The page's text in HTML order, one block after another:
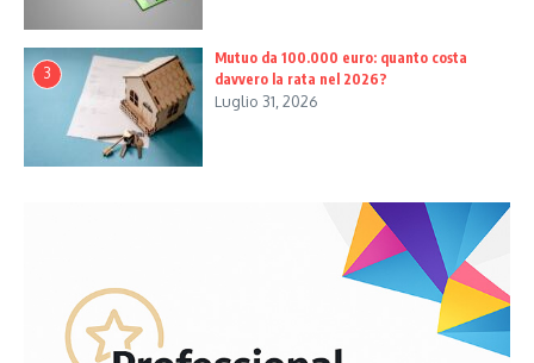
3
Mutuo da 100.000 euro: quanto costa
davvero la rata nel 2026?
Luglio 31, 2026